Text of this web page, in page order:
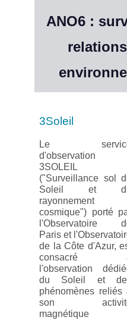
ANO6 :
3Soleil
Le
d'observation
3SOLEIL
("Surveillance sol
Soleil et
rayonnement
cosmique") porté
l'Observatoire
Paris et
de la Côte d'Azur,
consacré
l'observation
du Soleil et
phénomènes reliés
son
magnétique